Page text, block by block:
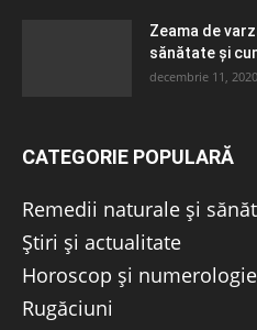
Zeama de
sănătate și
decembrie 11, 2020
CATEGORIE POPULARĂ
Remedii naturale și
Știri și actualitate
Horoscop și numerologie
Rugăciuni